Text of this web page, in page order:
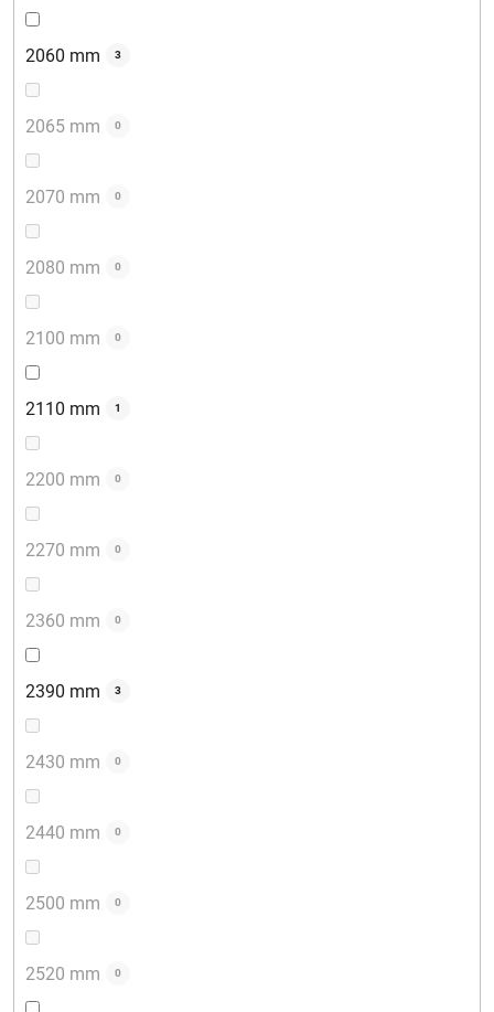
2060 mm 3
2065 mm 0
2070 mm 0
2080 mm 0
2100 mm 0
2110 mm 1
2200 mm 0
2270 mm 0
2360 mm 0
2390 mm 3
2430 mm 0
2440 mm 0
2500 mm 0
2520 mm 0